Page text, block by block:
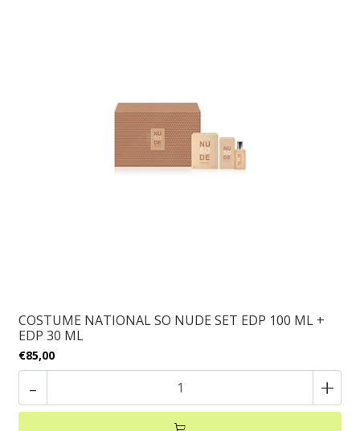
COSTUME NATIONAL SO NUDE SET EDP 100 ML +
EDP 30 ML
€85,00
- +